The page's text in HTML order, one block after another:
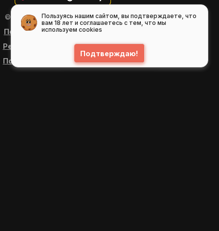
© 2026GIFS ( gifs.ru , гифки.рф )
Пользовательское соглашение
Рекомендательные технологии
Политика конфиденциальности
Пользуясь нашим сайтом, вы подтверждаете, что
вам 18 лет и соглашаетесь с тем, что мы
используем cookies
Подтверждаю!